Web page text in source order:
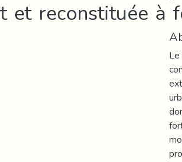
et reconstituée à